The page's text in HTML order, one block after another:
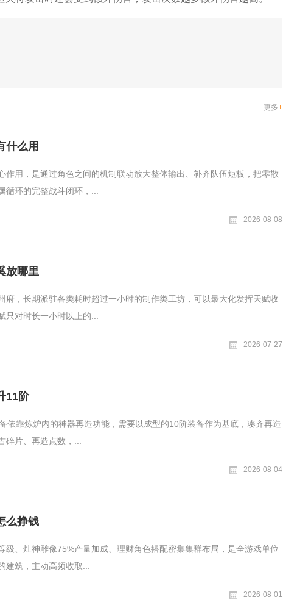
更多+
什么用
作用，是通过角色之间的机制联动放大整体输出、补齐队伍短板，把零散
循环的完整战斗闭环，...
2026-08-08
放哪里
府，长期派驻各类耗时超过一小时的制作类工坊，可以最大化发挥天赋收
只对时长一小时以上的...
2026-07-27
11阶
依靠炼炉内的神器再造功能，需要以成型的10阶装备作为基底，凑齐再造
碎片、再造点数，...
2026-08-04
么挣钱
级、灶神雕像75%产量加成、理财角色搭配密集集群布局，是全游戏单位
建筑，主动高频收取...
2026-08-01